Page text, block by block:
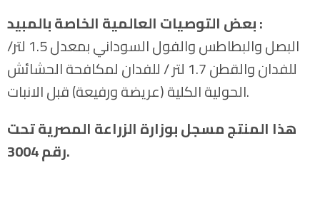
بعض التوصيات العالمية الخاصة بالمبيد:
البصل والبطاطس والفول السوداني بمعدل 1.5 لتر/
للفدان والقطن 1.7 لتر / للفدان لمكافحة الحشائش
الحولية الكلية (عريضة ورفيعة) قبل الانبات.
هذا المنتج مسجل بوزارة الزراعة المصرية تحت
رقم 3004.